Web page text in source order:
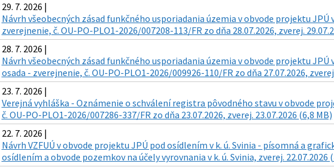
29. 7. 2026 |
Návrh všeobecných zásad funkčného usporiadania územia v obvode projektu
zverejnenie, č. OU-PO-PLO1-2026/007208-113/FR zo dňa 28.07.2026, zverej.
28. 7. 2026 |
Návrh všeobecných zásad funkčného usporiadania územia v obvode projektu
osada - zverejnenie, č. OU-PO-PLO1-2026/009926-110/FR zo dňa 27.07.2026,
23. 7. 2026 |
Verejná vyhláška - Oznámenie o schválení registra pôvodného stavu v obvode
č. OU-PO-PLO1-2026/007286-337/FR zo dňa 23.07.2026, zverej. 23.07.2026 (6,8 MB)
22. 7. 2026 |
Návrh VZFUÚ v obvode projektu JPÚ pod osídlením v k. ú. Svinia - písomná a
osídlením a obvode pozemkov na účely vyrovnania v k. ú. Svinia, zverej. 22.07.2026